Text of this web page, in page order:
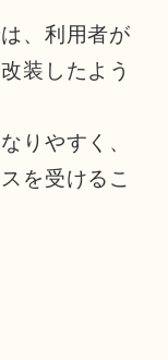
、利用者が
装したよう
りやすく、
を受けるこ